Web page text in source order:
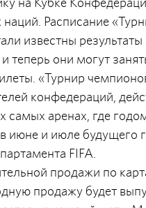
Расписание
известны
теперь они могут
«Турнир
конфедераций,
самых аренах, где
июне и июле будущего
FIFA.
продажи по
продажу будет